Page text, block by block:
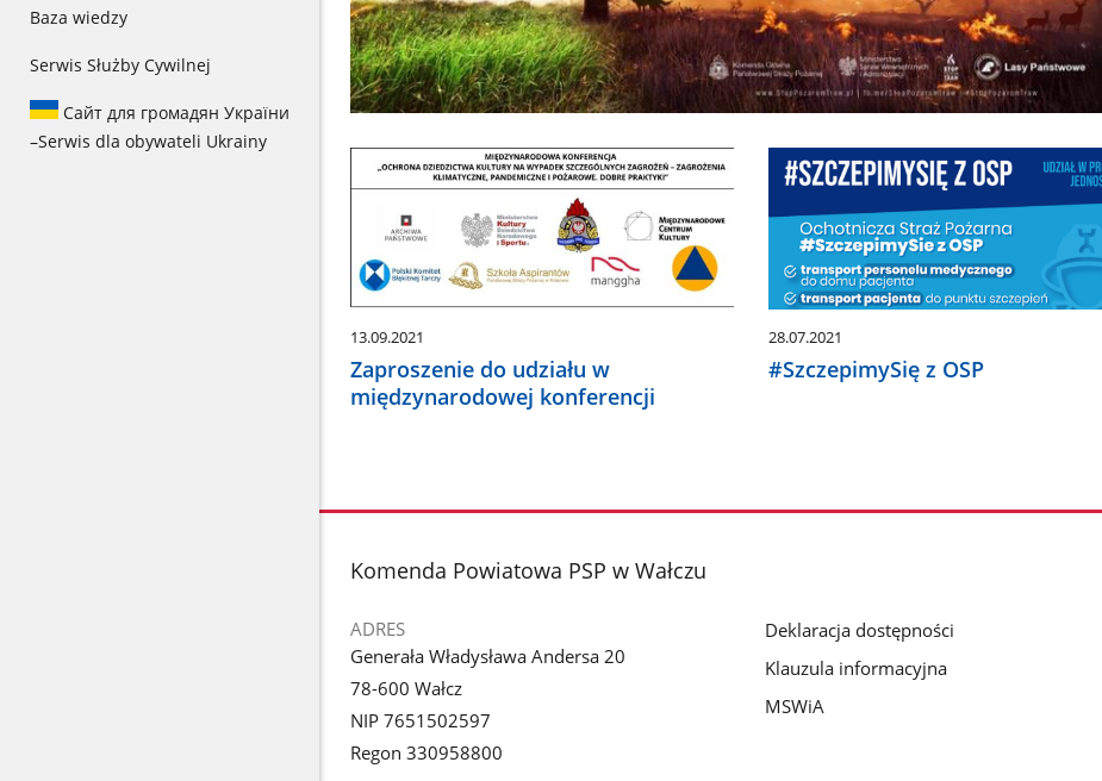
Baza wiedzy
Serwis Służby Cywilnej
Сайт для громадян України
–Serwis dla obywateli Ukrainy
13.09.2021
Zaproszenie do udziału w
międzynarodowej konferencji
28.07.2021
#SzczepimySię z OSP
stopka
Komenda Powiatowa PSP w Wałczu
ADRES
Generała Władysława Andersa 20
78-600 Wałcz
NIP 7651502597
Regon 330958800
Deklaracja dostępności
Klauzula informacyjna
MSWiA